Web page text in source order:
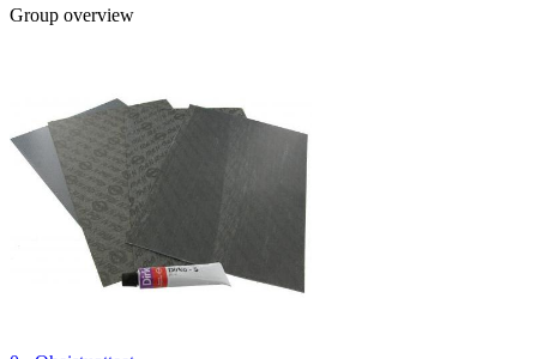
Group overview